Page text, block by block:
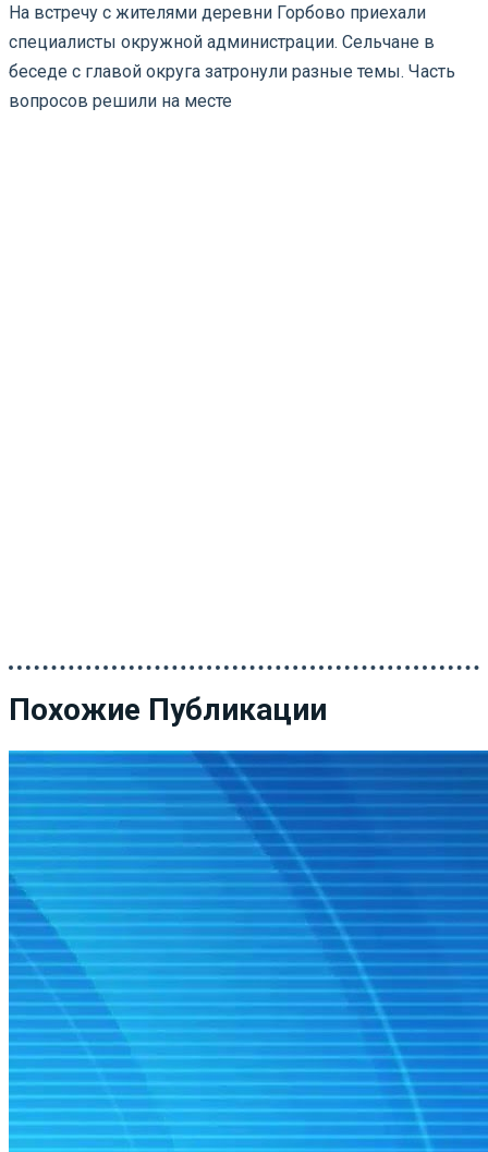
На встречу с жителями деревни Горбово приехали
специалисты окружной администрации. Сельчане в
беседе с главой округа затронули разные темы. Часть
вопросов решили на месте
Похожие Публикации